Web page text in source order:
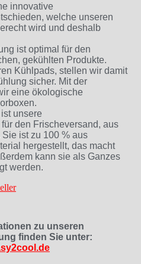
innovative
welche unseren
wird und deshalb
ist optimal für den
gekühlten Produkte.
Kühlpads, stellen wir damit
sicher. Mit der
eine ökologische
ist unsere
den Frischeversand, aus
ist zu 100 % aus
hergestellt, das macht
kann sie als Ganzes
werden.
zu unseren
finden Sie unter: